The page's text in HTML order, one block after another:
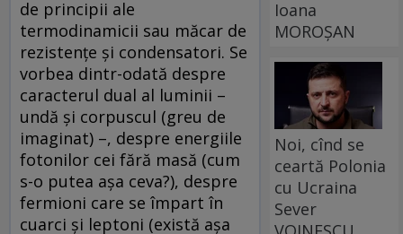
de principii ale
termodinamicii sau măcar de
rezistențe și condensatori. Se
vorbea dintr-odată despre
caracterul dual al luminii –
undă și corpuscul (greu de
imaginat) –, despre energiile
fotonilor cei fără masă (cum
s-o putea așa ceva?), despre
fermioni care se împart în
cuarci și leptoni (există așa
Ioana
MOROȘAN
Noi, cînd se
ceartă Polonia
cu Ucraina
Sever